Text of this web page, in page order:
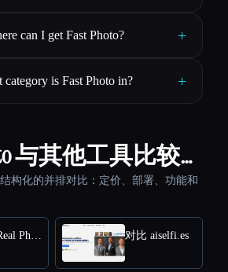
can I get Fast Photo? +
category is Fast Photo in? +
与其他工具比较…
构化的并排对比：定价、部署、功能和
对比 Real Photo AI 对比 aiselfi.es